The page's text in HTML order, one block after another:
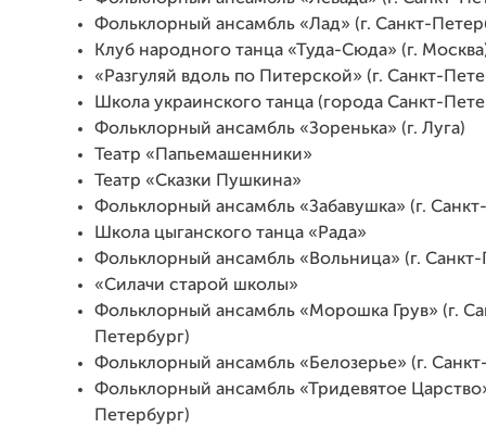
Фольклорный ансамбль «Лад» (г. Санкт-
Клуб народного танца «Туда-Сюда» (г.
«Разгуляй вдоль по Питерской» (г. Санкт-
Школа украинского танца (города Санкт-
Фольклорный ансамбль «Зоренька» (г. Луга)
Театр «Папьемашенники»
Театр «Сказки Пушкина»
Фольклорный ансамбль «Забавушка» (г.
Школа цыганского танца «Рада»
Фольклорный ансамбль «Вольница» (г. Санкт-
«Силачи старой школы»
Фольклорный ансамбль «Морошка Грув» (г.
Петербург)
Фольклорный ансамбль «Белозерье» (г.
Фольклорный ансамбль «Тридевятое
Петербург)